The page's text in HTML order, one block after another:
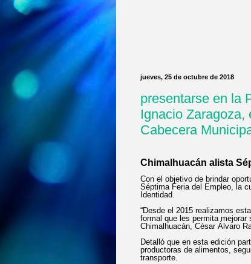
jueves, 25 de octubre de 2018
presentarse en la
Ignacio Zaragoza,
Cabecera
Chimalhuacán alista
Con el objetivo de brindar
Séptima Feria del Empleo, la
Identidad.
“Desde el 2015 realizamos
formal que les permita mejorar
Chimalhuacán, César Álvaro
Detalló que en esta edición
productoras de alimentos,
transporte.